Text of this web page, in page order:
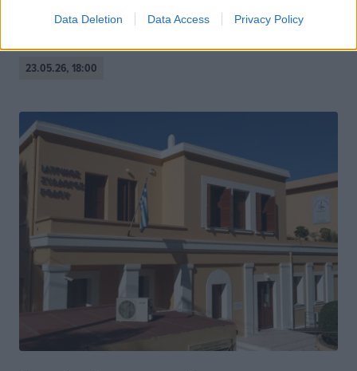
Data Deletion Data Access Privacy Policy
προπονητής, που εργάζεται στην Αυστρία Δημήτρης
Σαρίκας. Στις ομάδες ...
23.05.26, 18:00